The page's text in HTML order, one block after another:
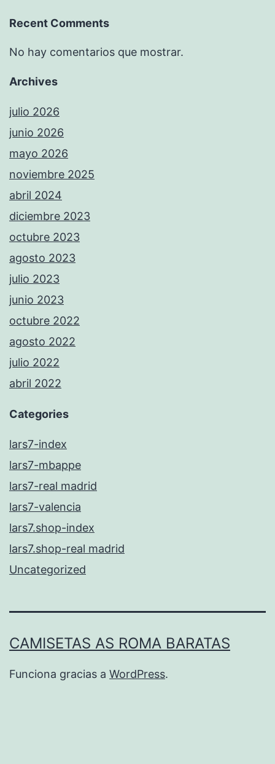
Recent Comments
No hay comentarios que mostrar.
Archives
julio 2026
junio 2026
mayo 2026
noviembre 2025
abril 2024
diciembre 2023
octubre 2023
agosto 2023
julio 2023
junio 2023
octubre 2022
agosto 2022
julio 2022
abril 2022
Categories
lars7-index
lars7-mbappe
lars7-real madrid
lars7-valencia
lars7.shop-index
lars7.shop-real madrid
Uncategorized
CAMISETAS AS ROMA BARATAS
Funciona gracias a WordPress.